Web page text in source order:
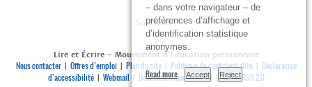
– dans votre navigateur – de
préférences d’affichage et
d’identification statistique
anonymes.
Read more Accept Reject
Soutiens :
Lire et Écrire - Mouvement d’Éducation permanente
Nous contacter| Offres d’emploi | Plan du site| Politique de confidentialité|
Déclaration
d’accessibilité| Webmail Documenthèque privée| Log in|RSS 2.0